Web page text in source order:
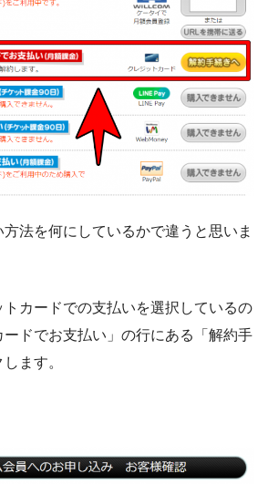
法を何にしているかで違うと思いま
カードでの支払いを選択しているの
ドでお支払い」の行にある「解約手
ます。